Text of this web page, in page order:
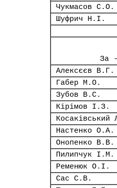
Чукмасов С.О.
Шуфрич Н.І.
За
Алексєєв В.Г.
Габер М.О.
Зубов В.С.
Кірімов І.З.
Косаківський
Настенко О.А.
Онопенко В.В.
Пилипчук І.М.
Ременюк О.І.
Сас С.В.